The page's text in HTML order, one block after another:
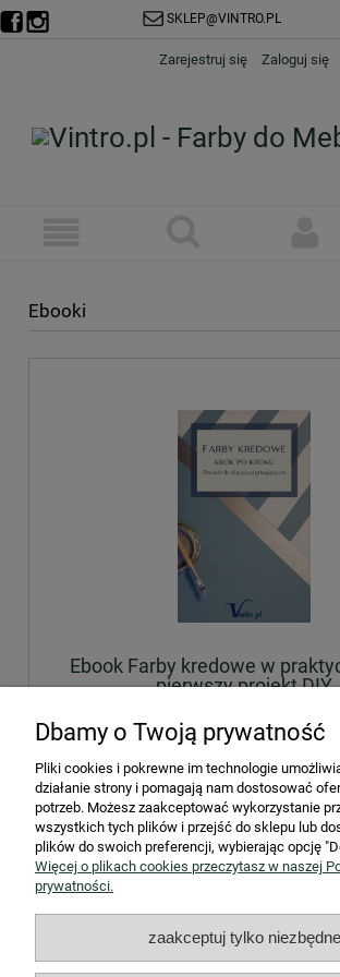
SKLEP@VINTRO.PL
Zarejestruj się Zaloguj się
Ebooki
Ebook Farby kredowe w
pierwszy projekt DIY
39,99 zł
zawiera 23% VAT, bez kosztów
do koszyka
STREFA KLIENTA
Współpraca B2B
Dbamy o Twoją prywatność
Pliki cookies i pokrewne im technologie
działanie strony i pomagają nam dostosować
potrzeb. Możesz zaakceptować wykorzystanie
wszystkich tych plików i przejść do sklepu lub
plików do swoich preferencji, wybierając opcję
Więcej o plikach cookies przeczytasz w naszej
prywatności.
zaakceptuj tylko niezbędne